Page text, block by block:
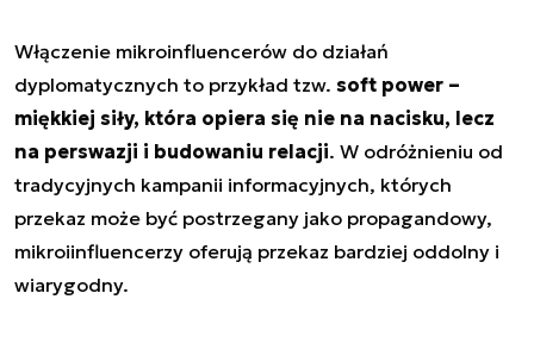
Włączenie mikroinfluencerów do działań
dyplomatycznych to przykład tzw. soft power –
miękkiej siły, która opiera się nie na nacisku, lecz
na perswazji i budowaniu relacji. W odróżnieniu od
tradycyjnych kampanii informacyjnych, których
przekaz może być postrzegany jako propagandowy,
mikroiinfluencerzy oferują przekaz bardziej oddolny i
wiarygodny.